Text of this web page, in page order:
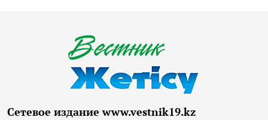
Сетевое издание www.vestnik19.kz